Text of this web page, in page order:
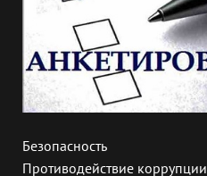
Безопасность
Противодействие коррупции